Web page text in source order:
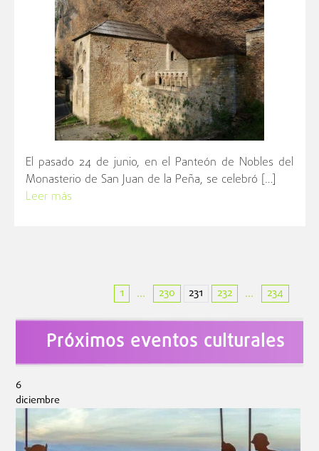
El pasado 24 de junio, en el Panteón de Nobles del
Monasterio de San Juan de la Peña, se celebró […]
Leer más
1 ... 230 231 232 ... 234
Próximos eventos culturales
6
diciembre